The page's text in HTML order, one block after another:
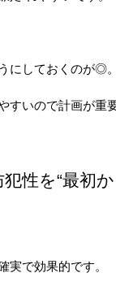
にしておくのが◎
すいので計画が重
性を“最初
実で効果的です。